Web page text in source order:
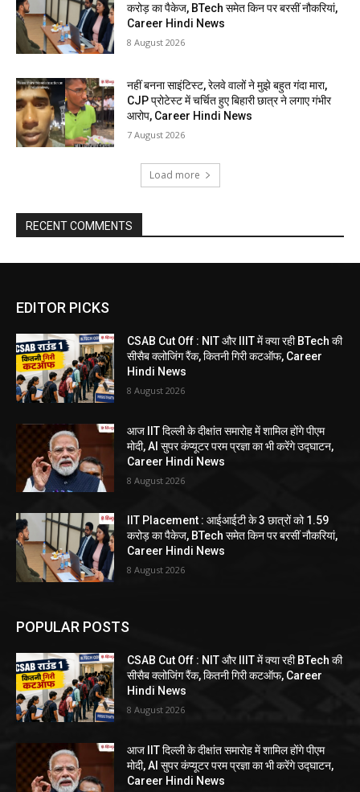
करोड़ का पैकेज, BTech समेत किन पर बरसीं नौकरियां,
Career Hindi News
8 August 2026
नहीं बनना साइंटिस्ट, रेलवे वालों ने मुझे बहुत गंदा मारा,
CJP प्रोटेस्ट में चर्चित हुए बिहारी छात्र ने लगाए गंभीर
आरोप, Career Hindi News
7 August 2026
Load more
RECENT COMMENTS
EDITOR PICKS
CSAB Cut Off : NIT और IIIT में क्या रही BTech की
सीसैब क्लोजिंग रैंक, कितनी गिरी कटऑफ, Career
Hindi News
8 August 2026
आज IIT दिल्ली के दीक्षांत समारोह में शामिल होंगे पीएम
मोदी, AI सुपर कंप्यूटर परम प्रज्ञा का भी करेंगे उद्घाटन,
Career Hindi News
8 August 2026
IIT Placement : आईआईटी के 3 छात्रों को 1.59
करोड़ का पैकेज, BTech समेत किन पर बरसीं नौकरियां,
Career Hindi News
8 August 2026
POPULAR POSTS
CSAB Cut Off : NIT और IIIT में क्या रही BTech की
सीसैब क्लोजिंग रैंक, कितनी गिरी कटऑफ, Career
Hindi News
8 August 2026
आज IIT दिल्ली के दीक्षांत समारोह में शामिल होंगे पीएम
मोदी, AI सुपर कंप्यूटर परम प्रज्ञा का भी करेंगे उद्घाटन,
Career Hindi News